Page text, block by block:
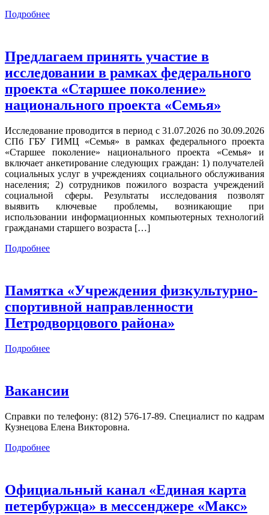
Подробнее
Предлагаем принять участие в
исследовании в рамках федерального
проекта «Старшее поколение»
национального проекта «Семья»
Исследование проводится в период с 31.07.2026 по 30.09.2026
СПб ГБУ ГИМЦ «Семья» в рамках федерального проекта
«Старшее поколение» национального проекта «Семья» и
включает анкетирование следующих граждан: 1) получателей
социальных услуг в учреждениях социального обслуживания
населения; 2) сотрудников пожилого возраста учреждений
социальной сферы. Результаты исследования позволят
выявить ключевые проблемы, возникающие при
использовании информационных компьютерных технологий
гражданами старшего возраста […]
Подробнее
Памятка «Учреждения физкультурно-
спортивной направленности
Петродворцового района»
Подробнее
Вакансии
Справки по телефону: (812) 576-17-89. Специалист по кадрам
Кузнецова Елена Викторовна.
Подробнее
Официальный канал «Единая карта
петербуржца» в мессенджере «Макс»